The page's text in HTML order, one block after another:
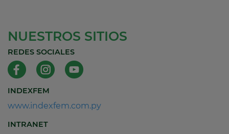
NUESTROS SITIOS
REDES SOCIALES
INDEXFEM
www.indexfem.com.py
INTRANET